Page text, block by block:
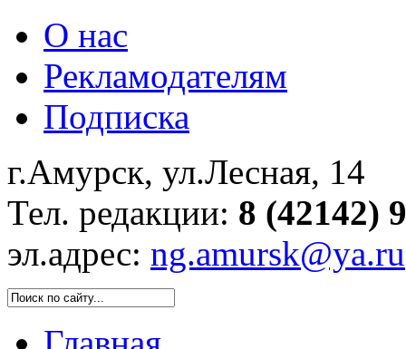
О нас
Рекламодателям
Подписка
г.Амурск, ул.Лесная, 14
Тел. редакции: 8 (42142)
эл.адрес: ng.amursk@ya.ru